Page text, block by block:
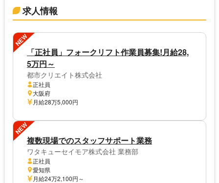
求人情報
NEW
「正社員」フォークリフト作業員募集!月給28,
5万円～
都市クリエイト株式会社
正社員
大阪府
月給28万5,000円
NEW
複数現場でのスタッフサポート業務
ワタキューセイモア株式会社 業務部
正社員
愛知県
月給24万2,100円～